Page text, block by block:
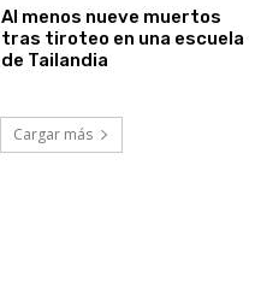
Al menos nueve muertos
tras tiroteo en una escuela
de Tailandia
Cargar más